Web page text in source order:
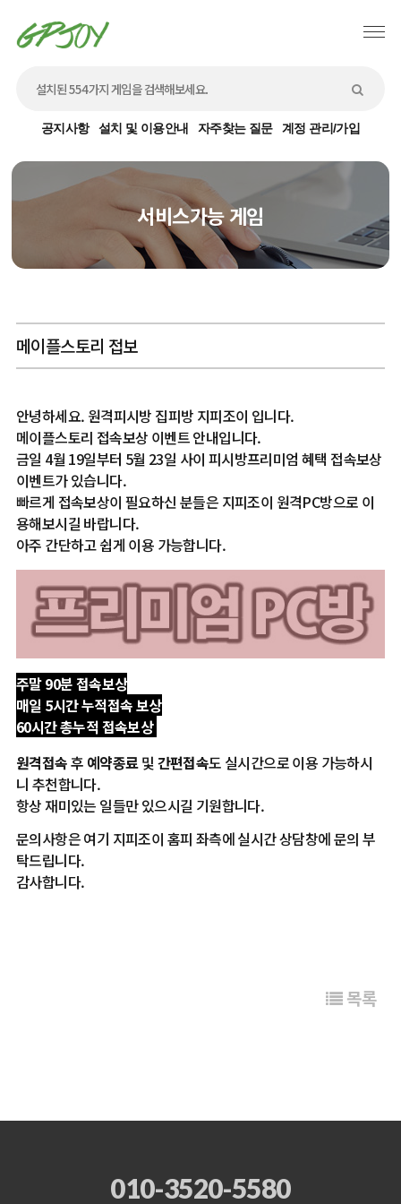
공지사항 설치 및 이용안내 자주찾는 질문 계정 관리/가입
서비스가능 게임
메이플스토리 접보
안녕하세요. 원격피시방 집피방 지피조이 입니다.
메이플스토리 접속보상 이벤트 안내입니다.
금일 4월 19일부터 5월 23일 사이 피시방프리미엄 혜택 접속보상
이벤트가 있습니다.
빠르게 접속보상이 필요하신 분들은 지피조이 원격PC방으로 이
용해보시길 바랍니다.
아주 간단하고 쉽게 이용 가능합니다.
주말 90분 접속보상
매일 5시간 누적접속 보상
60시간 총누적 접속보상
원격접속후 예약종료및 간편접속도 실시간으로 이용 가능하시
니 추천합니다.
항상 재미있는 일들만 있으시길 기원합니다.
문의사항은 여기 지피조이 홈피 좌측에 실시간 상담창에 문의 부
탁드립니다.
감사합니다.
목록
010-3520-5580